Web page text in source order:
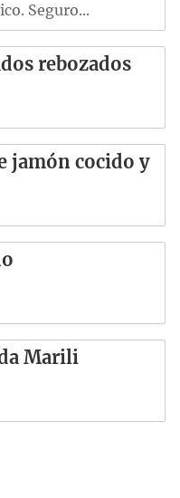
Seguro...
rebozados
jamón cocido y
Marili